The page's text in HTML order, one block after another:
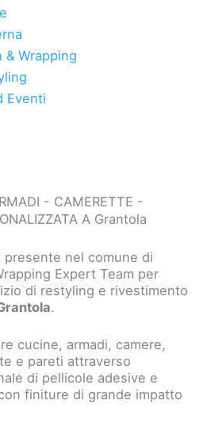
& Wrapping
Eventi
- CAMERETTE -
A Grantola
presente nel comune di
Expert Team per
di restyling e rivestimento
.
cucine, armadi, camere,
e pareti attraverso
di pellicole adesive e
finiture di grande impatto